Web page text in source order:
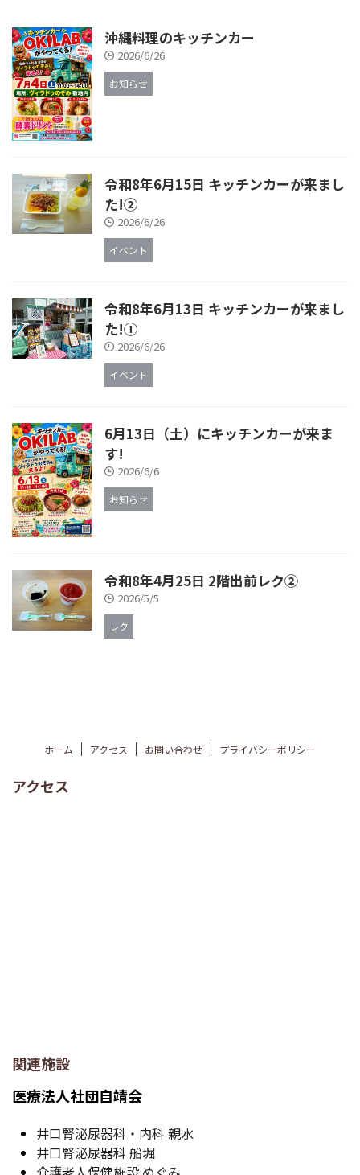
沖縄料理のキッチンカー
2026/6/26
お知らせ
令和8年6月15日 キッチンカーが来まし
た!②
2026/6/26
イベント
令和8年6月13日 キッチンカーが来まし
た!①
2026/6/26
イベント
6月13日（土）にキッチンカーが来ま
す!
2026/6/6
お知らせ
令和8年4月25日 2階出前レク②
2026/5/5
レク
ホーム アクセス お問い合わせ プライバシーポリシー
アクセス
関連施設
医療法人社団自靖会
井口腎泌尿器科・内科 親水
井口腎泌尿器科 船堀